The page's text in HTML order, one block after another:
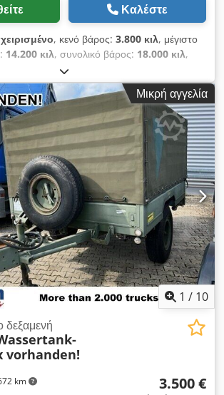
Καλέστε
, κενό βάρος: 3.800 κιλ, μέγιστο
14.200 κιλ, συνολικό βάρος: 18.000 κιλ,
, πρώτη ταξινόμηση:
31 m³, ανάρτηση:αέρας, μέγεθος
, χρώμα:κίτρινο, χιλιομετρική ένδειξη:
άλλο, καμπίνα οδηγού:άλλο,
, Τοποθεσία οχήματος: Bovenden, 2 άξονες,
τιμόνι, αεροανάρτηση, ABS
τροχών), πλευρική προστασία
από κάτω (U-Schutz). Εξοπλισμός:
για κονιοποιημένα και χύδην
θόλους-καπάκια, περίπου 31m³. Η δοκιμή
ανανεώθηκε τον Ιούνιο του 2022!
έλεγχος τον 03/2024! Csdpfx
εσωτερικός έλεγχος τον 03/2026! Οι
πληροφορίες δίνονται χωρίς
για αλλαγές, ενδιάμεση πώληση
Μικρή αγγελία
1 / 10
km
δεξαμενή
vorhanden!
3.500 €